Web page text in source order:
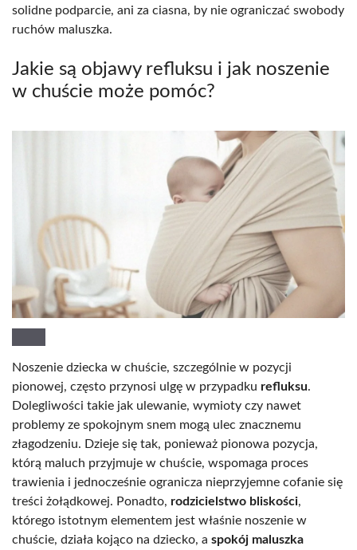
solidne podparcie, ani za ciasna, by nie ograniczać swobody
ruchów maluszka.
Jakie są objawy refluksu i jak noszenie
w chuście może pomóc?
Noszenie dziecka w chuście, szczególnie w pozycji
pionowej, często przynosi ulgę w przypadku refluksu.
Dolegliwości takie jak ulewanie, wymioty czy nawet
problemy ze spokojnym snem mogą ulec znacznemu
złagodzeniu. Dzieje się tak, ponieważ pionowa pozycja,
którą maluch przyjmuje w chuście, wspomaga proces
trawienia i jednocześnie ogranicza nieprzyjemne cofanie się
treści żołądkowej. Ponadto, rodzicielstwo bliskości,
którego istotnym elementem jest właśnie noszenie w
chuście, działa kojąco na dziecko, a spokój maluszka